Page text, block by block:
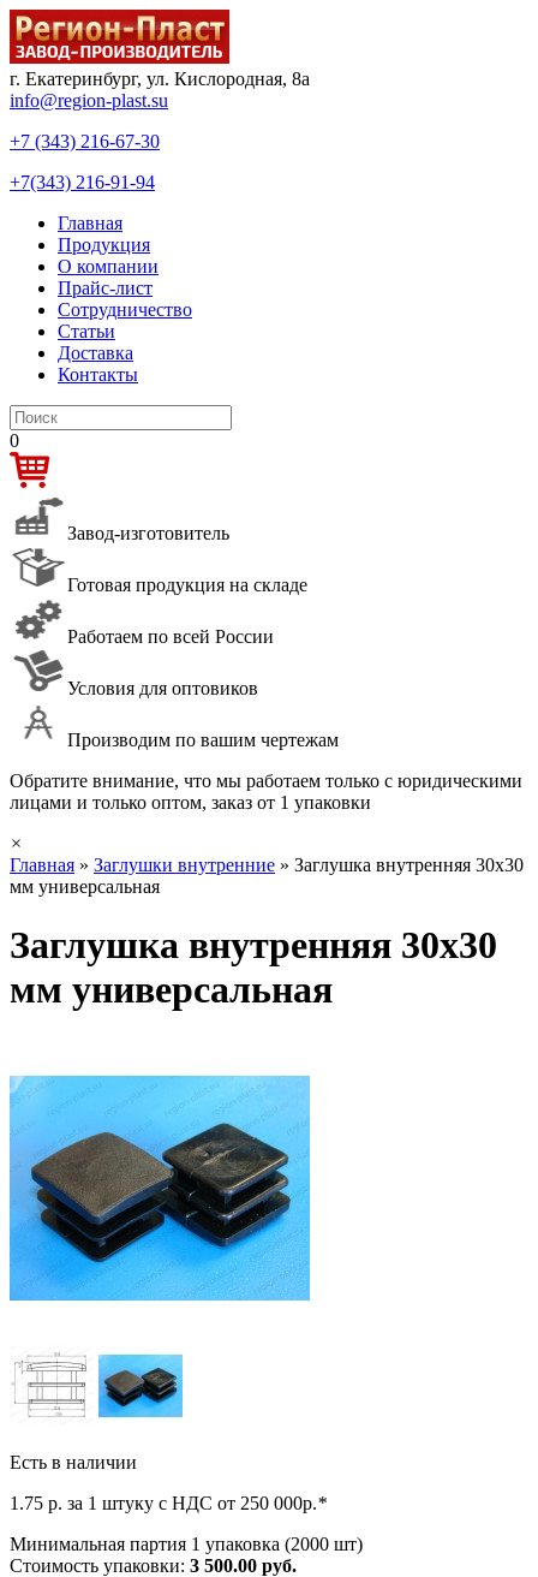
г. Екатеринбург, ул. Кислородная, 8а
info@region-plast.su
+7 (343) 216-67-30
+7(343) 216-91-94
Главная
Продукция
О компании
Прайс-лист
Сотрудничество
Статьи
Доставка
Контакты
0
Завод-изготовитель
Готовая продукция на складе
Работаем по всей России
Условия для оптовиков
Производим по вашим чертежам
Обратите внимание, что мы работаем только с юридическими
лицами и только оптом, заказ от 1 упаковки
×
Главная » Заглушки внутренние » Заглушка внутренняя 30х30
мм универсальная
Заглушка внутренняя 30х30
мм универсальная
Есть в наличии
1.75 р. за 1 штуку c НДС от 250 000р.*
Минимальная партия 1 упаковка (2000 шт)
Стоимость упаковки: 3 500.00 руб.